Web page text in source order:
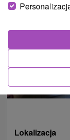
Lokalizacja